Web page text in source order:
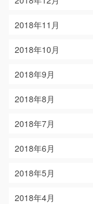
2018年11月
2018年10月
2018年9月
2018年8月
2018年7月
2018年6月
2018年5月
2018年4月